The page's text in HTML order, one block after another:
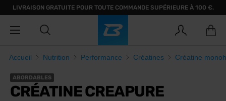
LIVRAISON GRATUITE POUR TOUTE COMMANDE SUPÉRIEURE À 100 €.
Accueil Nutrition Performance Créatines Créatine
ABORDABLES
CRÉATINE CREAPURE